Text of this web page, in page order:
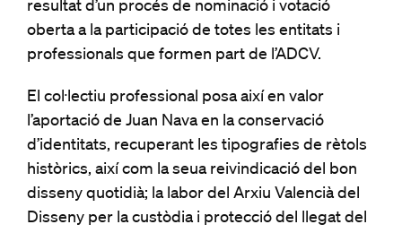
resultat d’un procés de nominació i votació
oberta a la participació de totes les entitats i
professionals que formen part de l’ADCV.
El col·lectiu professional posa així en valor
l’aportació de Juan Nava en la conservació
d’identitats, recuperant les tipografies de rètols
històrics, així com la seua reivindicació del bon
disseny quotidià; la labor del Arxiu Valencià del
Disseny per la custòdia i protecció del llegat del